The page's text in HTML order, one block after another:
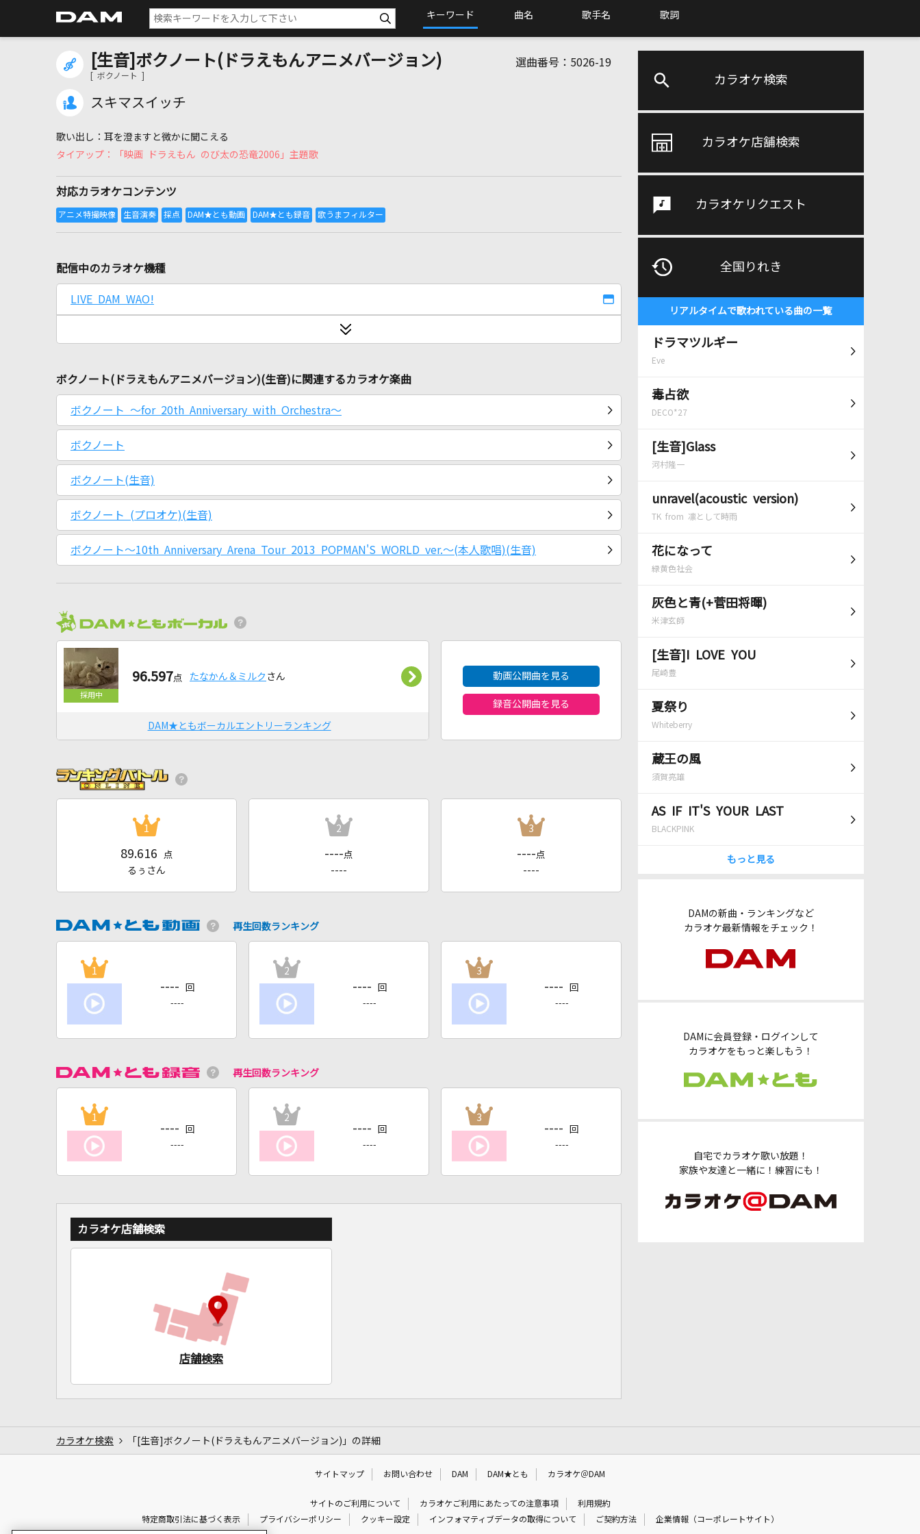
キーワード 曲名 歌手名 歌詞
カラオケ検索
カラオケ店舗検索
カラオケリクエスト
全国りれき
リアルタイムで歌われている曲の一覧
ドラマツルギー
Eve
毒占欲
DECO*27
[生音]Glass
河村隆一
unravel(acoustic version)
TK from 凛として時雨
花になって
緑黄色社会
灰色と青(+菅田将暉)
米津玄師
[生音]I LOVE YOU
尾崎豊
夏祭り
Whiteberry
蔵王の風
須賀亮雄
AS IF IT'S YOUR LAST
BLACKPINK
もっと見る
DAMの新曲・ランキングなど
カラオケ最新情報をチェック！
DAMに会員登録・ログインして
カラオケをもっと楽しもう！
自宅でカラオケ歌い放題！
家族や友達と一緒に！練習にも！
[生音]ボクノート(ドラえもんアニメバージョン)
[ ボクノート ]
スキマスイッチ
選曲番号： 5026-19
耳を澄ますと微かに聞こえる
「映画 ドラえもん のび太の恐竜2006」主題歌
対応カラオケコンテンツ
配信中のカラオケ機種
LIVE DAM WAO!
ボクノート(ドラえもんアニメバージョン)(生音)に関連するカラオケ楽曲
ボクノート ～for 20th Anniversary with Orchestra～
ボクノート
ボクノート(生音)
ボクノート (プロオケ)(生音)
ボクノート～10th Anniversary Arena Tour 2013 POPMAN'S WORLD ver.～(本人歌唱)(生音)
96.597点 たなかん＆ミルク さん
DAM★ともボーカルエントリーランキング
動画公開曲を見る
録音公開曲を見る
1
89.616
点
るぅさん
2
---- 点
----
3
---- 点
----
再生回数ランキング
1
---- 回
----
2
---- 回
----
3
---- 回
----
再生回数ランキング
1
---- 回
----
2
---- 回
----
3
---- 回
----
カラオケ店舗検索
店舗検索
カラオケ検索 「[生音]ボクノート(ドラえもんアニメバージョン)」の詳細
サイトマップ お問い合わせ DAM DAM★とも カラオケ＠DAM
サイトのご利用について カラオケご利用にあたっての注意事項
利用規約
特定商取引法に基づく表示
プライバシーポリシー クッキー設定 インフォマティブデータの取得について ご契約方法 企業情報（コーポレートサイト）